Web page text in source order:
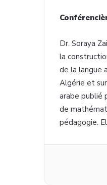
Dr. Soraya
la
de la langue
Algérie et
arabe publié
de
pédagogie.